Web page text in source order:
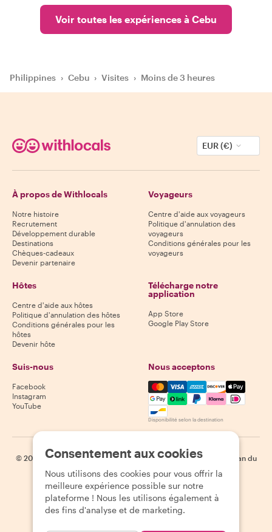
Voir toutes les expériences à Cebu
Philippines › Cebu › Visites › Moins de 3 heures
EUR (€)
À propos de Withlocals
Notre histoire
Recrutement
Développement durable
Destinations
Chèques-cadeaux
Devenir partenaire
Voyageurs
Centre d'aide aux voyageurs
Politique d'annulation des
voyageurs
Conditions générales pour les
voyageurs
Hôtes
Centre d'aide aux hôtes
Politique d'annulation des hôtes
Conditions générales pour les
hôtes
Devenir hôte
Télécharge notre
application
App Store
Google Play Store
Suis-nous
Facebook
Instagram
YouTube
Nous acceptons
Mastercard, Visa, Amex,
Disponibilité selon la destination
© 2026 Withlocals.com | Politique de confidentialité | Cookies
Plan du
site
Consentement aux cookies
Nous utilisons des cookies pour vous offrir la
meilleure expérience possible sur notre
plateforme ! Nous les utilisons également à
des fins d'analyse et de marketing.